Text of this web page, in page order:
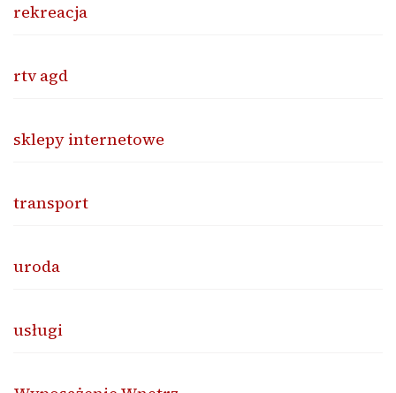
rekreacja
rtv agd
sklepy internetowe
transport
uroda
usługi